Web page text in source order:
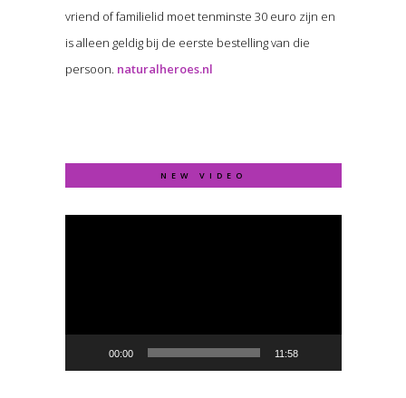
vriend of familielid moet tenminste 30 euro zijn en
is alleen geldig bij de eerste bestelling van die
persoon. naturalheroes.nl
NEW VIDEO
Video
00:00 11:58